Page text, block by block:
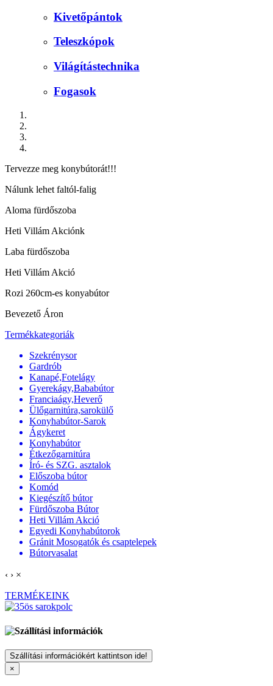
Kivetőpántok
Teleszkópok
Világítástechnika
Fogasok
Tervezze meg konybútorát!!!
Nálunk lehet faltól-falig
Aloma fürdőszoba
Heti Villám Akciónk
Laba fürdőszoba
Heti Villám Akció
Rozi 260cm-es konyabútor
Bevezető Áron
Termékkategoriák
Szekrénysor
Gardrób
Kanapé,Fotelágy
Gyerekágy,Bababútor
Franciaágy,Heverő
Ülőgarnitúra,sarokülő
Konyhabútor-Sarok
Ágykeret
Konyhabútor
Étkezőgarnitúra
Író- és SZG. asztalok
Előszoba bútor
Komód
Kiegészítő bútor
Fürdőszoba Bútor
Heti Villám Akció
Egyedi Konyhabútorok
Gránit Mosogatók és csaptelepek
Bútorvasalat
‹ › ×
TERMÉKEINK
Szállítási információkért kattintson ide!
×